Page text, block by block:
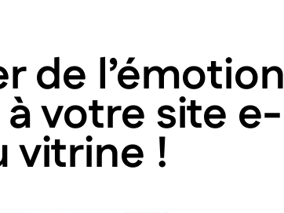
de l’émotion
votre site e-
vitrine !